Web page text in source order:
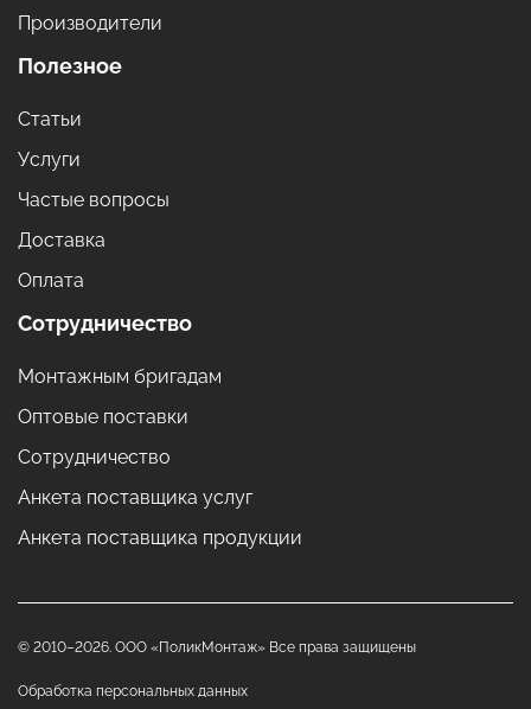
Производители
Полезное
Статьи
Услуги
Частые вопросы
Доставка
Оплата
Сотрудничество
Монтажным бригадам
Оптовые поставки
Сотрудничество
Анкета поставщика услуг
Анкета поставщика продукции
© 2010–2026. ООО «ПоликМонтаж» Все права защищены
Обработка персональных данных